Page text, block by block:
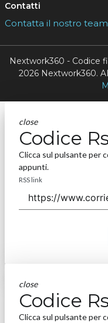
Contatti
Contatta il nostro
Nextwork360 - Codice
2026 Nextwork360.
close
Codice
Clicca sul pulsante per
appunti.
RSS link
close
Codice
Clicca sul pulsante per